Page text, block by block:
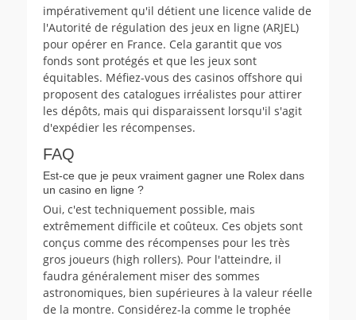
impérativement qu'il détient une licence valide de
l'Autorité de régulation des jeux en ligne (ARJEL)
pour opérer en France. Cela garantit que vos
fonds sont protégés et que les jeux sont
équitables. Méfiez-vous des casinos offshore qui
proposent des catalogues irréalistes pour attirer
les dépôts, mais qui disparaissent lorsqu'il s'agit
d'expédier les récompenses.
FAQ
Est-ce que je peux vraiment gagner une Rolex dans
un casino en ligne ?
Oui, c'est techniquement possible, mais
extrêmement difficile et coûteux. Ces objets sont
conçus comme des récompenses pour les très
gros joueurs (high rollers). Pour l'atteindre, il
faudra généralement miser des sommes
astronomiques, bien supérieures à la valeur réelle
de la montre. Considérez-la comme le trophée